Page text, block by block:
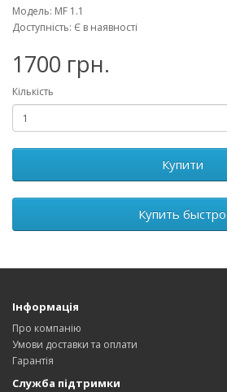
Модель: MF 1.1
Доступність: Є в наявності
1700 грн.
Кількість
Купити
Купить быстро
Інформація
Про компанію
Умови доставки та оплати
Гарантія
Служба підтримки